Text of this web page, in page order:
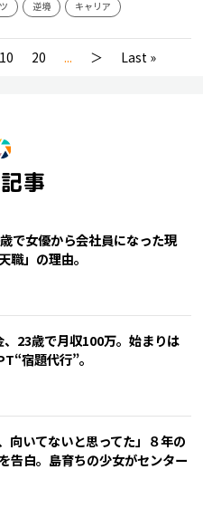
逆境 キャリア
10 20 ... ＞ Last »
記事
で女優から会社員になった現
職」の理由。
23歳で月収100万。始まりは
宿題代行”。
向いてないと思ってた」８年の
告白。島育ちの少女がセンター